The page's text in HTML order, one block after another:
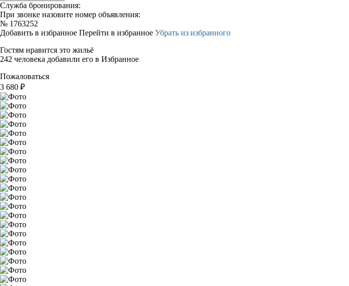
Служба бронирования:
При звонке назовите номер объявления:
№ 1763252
Добавить в избранное Перейти в избранное Убрать из избранного
Гостям нравится это жильё
242 человека добавили его в Избранное
Пожаловаться
3 680 ₽